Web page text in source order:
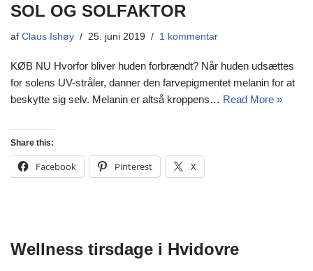
SOL OG SOLFAKTOR
af Claus Ishøy 25. juni 2019 1 kommentar
KØB NU Hvorfor bliver huden forbrændt? Når huden udsættes
for solens UV-stråler, danner den farvepigmentet melanin for at
beskytte sig selv. Melanin er altså kroppens… Read More »
Share this:
Facebook Pinterest X
Wellness tirsdage i Hvidovre